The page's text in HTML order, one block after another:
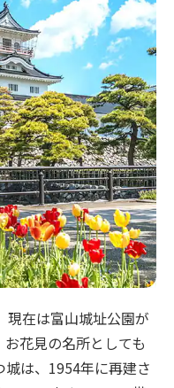
現在は富山城址公園が
花見の名所としても
は、1954年に再建さ